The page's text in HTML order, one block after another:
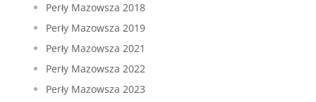
Perły Mazowsza 2018
Perły Mazowsza 2019
Perły Mazowsza 2021
Perły Mazowsza 2022
Perły Mazowsza 2023